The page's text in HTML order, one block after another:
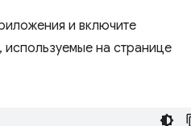
и включите
на странице